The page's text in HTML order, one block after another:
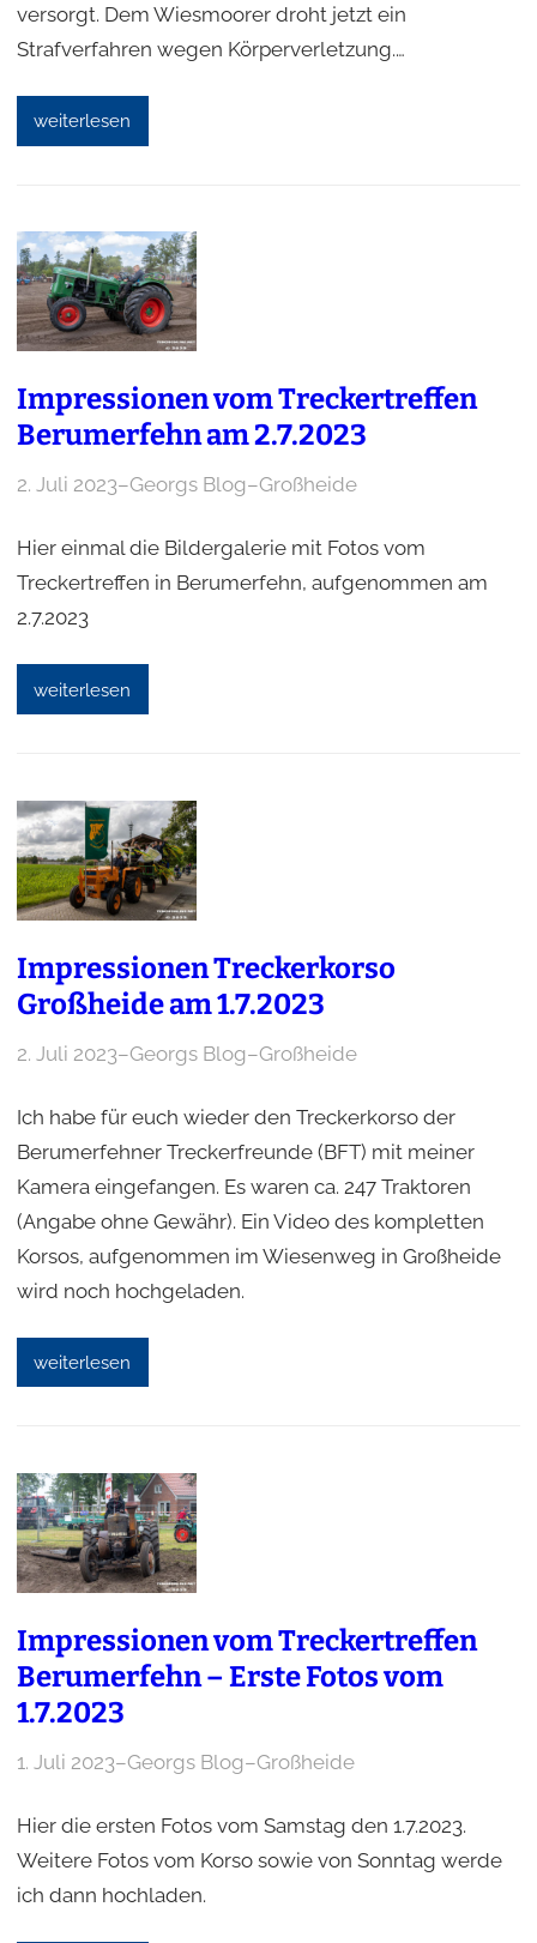
versorgt. Dem Wiesmoorer droht jetzt ein
Strafverfahren wegen Körperverletzung.…
weiterlesen
Impressionen vom Treckertreffen
Berumerfehn am 2.7.2023
2. Juli 2023–Georgs Blog–Großheide
Hier einmal die Bildergalerie mit Fotos vom
Treckertreffen in Berumerfehn, aufgenommen am
2.7.2023
weiterlesen
Impressionen Treckerkorso
Großheide am 1.7.2023
2. Juli 2023–Georgs Blog–Großheide
Ich habe für euch wieder den Treckerkorso der
Berumerfehner Treckerfreunde (BFT) mit meiner
Kamera eingefangen. Es waren ca. 247 Traktoren
(Angabe ohne Gewähr). Ein Video des kompletten
Korsos, aufgenommen im Wiesenweg in Großheide
wird noch hochgeladen.
weiterlesen
Impressionen vom Treckertreffen
Berumerfehn – Erste Fotos vom
1.7.2023
1. Juli 2023–Georgs Blog–Großheide
Hier die ersten Fotos vom Samstag den 1.7.2023.
Weitere Fotos vom Korso sowie von Sonntag werde
ich dann hochladen.